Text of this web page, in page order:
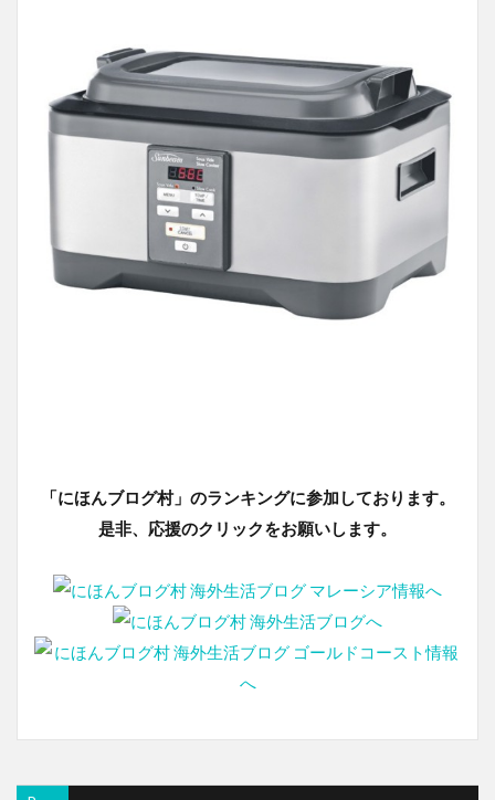
「にほんブログ村」のランキングに参加しております。
是非、応援のクリックをお願いします。